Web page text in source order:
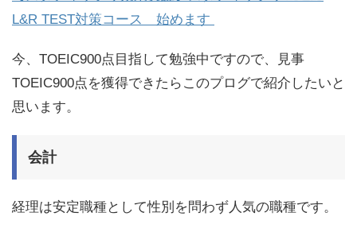
L&R TEST対策コース 始めます
今、TOEIC900点目指して勉強中ですので、見事
TOEIC900点を獲得できたらこのプログで紹介したいと
思います。
会計
経理は安定職種として性別を問わず人気の職種です。